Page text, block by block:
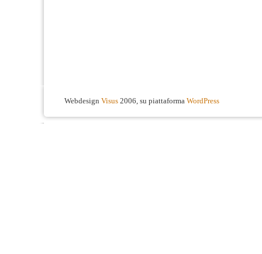
Webdesign Visus 2006, su piattaforma WordPress